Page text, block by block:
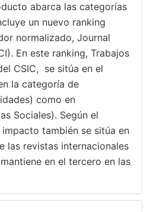
abarca las categorías
un nuevo ranking
normalizado, Journal
En este ranking, Trabajos
CSIC, se sitúa en el
la categoría de
como en
Sociales). Según el
también se sitúa en
las revistas internacionales
en el tercero en las